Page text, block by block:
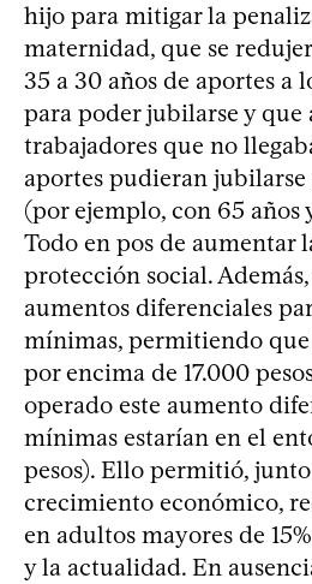
hijo para mitigar la
maternidad, que se
35 a 30 años de aportes a
para poder jubilarse y que
trabajadores que no
aportes pudieran jubilarse
(por ejemplo, con 65 años
Todo en pos de aumentar
protección social.
aumentos diferenciales
mínimas, permitiendo
por encima de 17.000
operado este aumento
mínimas estarían en el
pesos). Ello permitió,
crecimiento económico,
en adultos mayores de
y la actualidad. En